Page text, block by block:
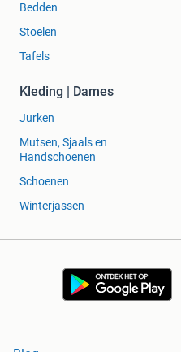
Bedden
Stoelen
Tafels
Kleding | Dames
Jurken
Mutsen, Sjaals en
Handschoenen
Schoenen
Winterjassen